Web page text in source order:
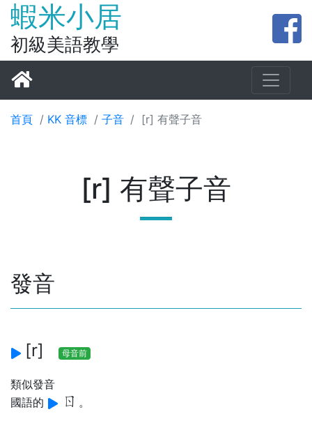
蝦米小居
初級美語教學
首頁 / KK 音標 / 子音 / [r] 有聲子音
[r] 有聲子音
發音
[r] 母音前
類似發音
國語的
ㄖ 。